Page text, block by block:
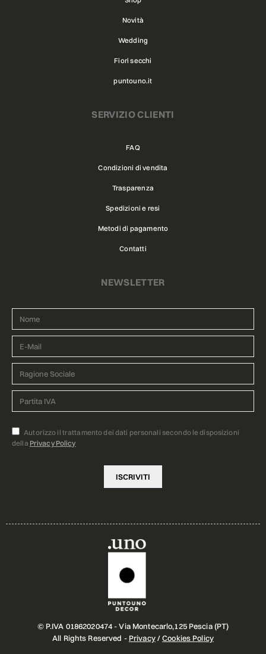
Novità
Wedding
Fiori secchi
puntouno.it
SERVIZIO CLIENTI
FAQ
Condizioni di vendita
Trasparenza
Spedizioni e resi
Metodi di pagamento
Contatti
NEWSLETTER
Autorizzo il trattamento dei dati personali secondo le disposizioni
della Privacy Policy
© P.IVA 01862020474 - Via Montecarlo,125 Pescia (PT)
All Rights Reserved - Privacy/Cookies Policy